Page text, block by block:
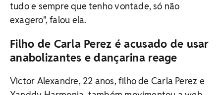
tudo e sempre que tenho vontade, só não
exagero", falou ela.
Filho de Carla Perez é acusado de usar
anabolizantes e dançarina reage
Victor Alexandre, 22 anos, filho de Carla Perez e